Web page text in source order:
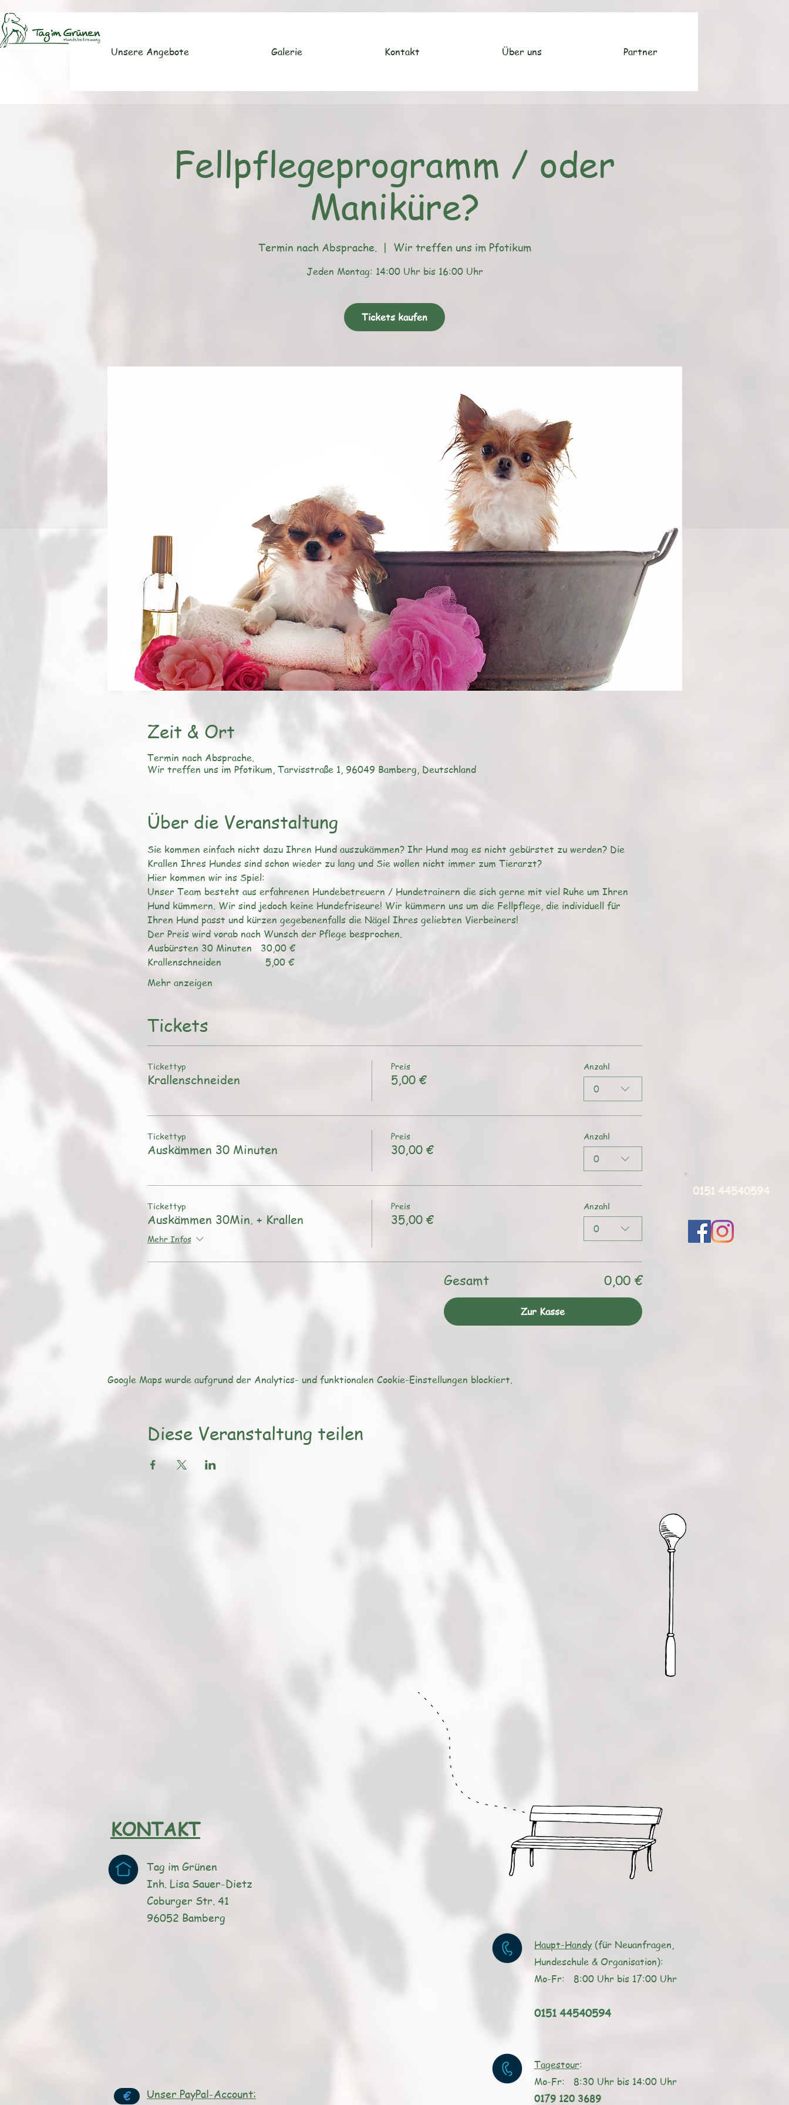
Unsere Angebote Galerie Kontakt Über uns Partner
0151 44540594
Fellpflegeprogramm / oder
Maniküre?
Termin nach Absprache.
  |
Wir treffen uns im Pfotikum
Jeden Montag: 14:00 Uhr bis 16:00 Uhr
Tickets kaufen
Zeit & Ort
Termin nach Absprache.
Wir treffen uns im Pfotikum, Tarvisstraße 1, 96049 Bamberg, Deutschland
Über die Veranstaltung
Sie kommen einfach nicht dazu Ihren Hund auszukämmen? Ihr Hund mag es nicht gebürstet zu werden? Die
Krallen Ihres Hundes sind schon wieder zu lang und Sie wollen nicht immer zum Tierarzt?
Unser Team besteht aus erfahrenen Hundebetreuern / Hundetrainern die sich gerne mit viel Ruhe um Ihren
Hund kümmern. Wir sind jedoch keine Hundefriseure! Wir kümmern uns um die Fellpflege, die individuell für
Ausbürsten 30 Minuten   30,00 €
Krallenschneiden               5,00 €
Mehr anzeigen
Tickets
Tickettyp
Krallenschneiden
Preis
5,00 €
Anzahl
0
Tickettyp
Auskämmen 30 Minuten
Preis
30,00 €
Anzahl
0
Tickettyp
Auskämmen 30Min. + Krallen
Mehr Infos
Preis
35,00 €
Anzahl
0
Gesamt 0,00 €
Zur Kasse
Google Maps wurde aufgrund der Analytics- und funktionalen Cookie-Einstellungen blockiert.
Diese Veranstaltung teilen
KONTAKT
Tag im Grünen
Inh. Lisa Sauer-Dietz
Coburger Str. 41
96052 Bamberg
€
Unser PayPal-Account:
Haupt-Handy (für Neuanfragen,
Hundeschule & Organisation):
Mo-Fr: 8:00 Uhr bis 17:00 Uhr
0151 44540594
Tagestour:
Mo-Fr: 8:30 Uhr bis 14:00 Uhr
0179 120 3689